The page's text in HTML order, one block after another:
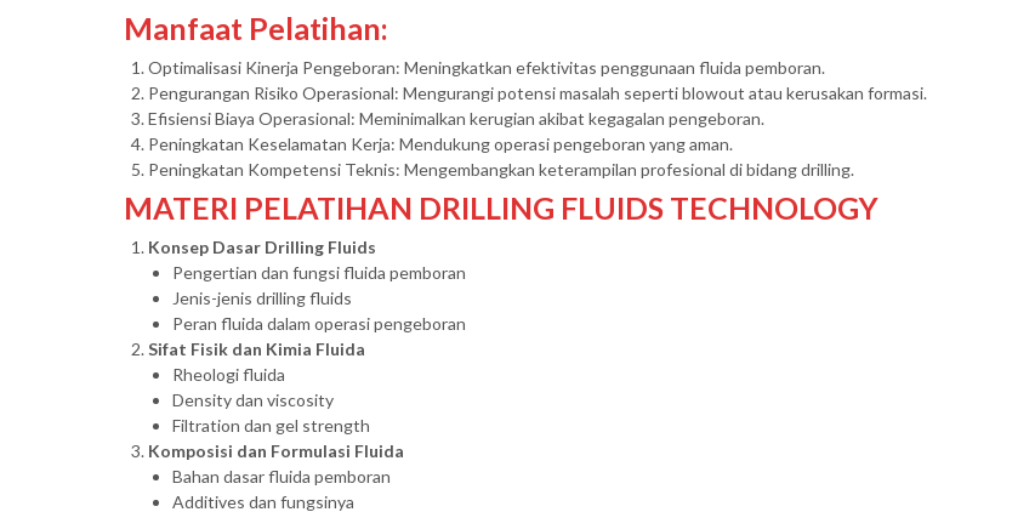
Manfaat Pelatihan:
Optimalisasi Kinerja Pengeboran: Meningkatkan efektivitas penggunaan fluida pemboran.
Pengurangan Risiko Operasional: Mengurangi potensi masalah seperti blowout atau kerusakan formasi.
Efisiensi Biaya Operasional: Meminimalkan kerugian akibat kegagalan pengeboran.
Peningkatan Keselamatan Kerja: Mendukung operasi pengeboran yang aman.
Peningkatan Kompetensi Teknis: Mengembangkan keterampilan profesional di bidang drilling.
MATERI PELATIHAN DRILLING FLUIDS TECHNOLOGY
Konsep Dasar Drilling Fluids
Pengertian dan fungsi fluida pemboran
Jenis-jenis drilling fluids
Peran fluida dalam operasi pengeboran
Sifat Fisik dan Kimia Fluida
Rheologi fluida
Density dan viscosity
Filtration dan gel strength
Komposisi dan Formulasi Fluida
Bahan dasar fluida pemboran
Additives dan fungsinya